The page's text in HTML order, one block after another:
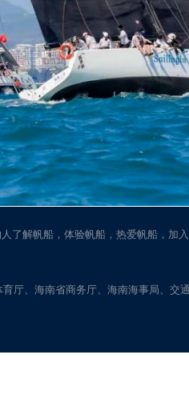
解帆船，体验帆船，热爱帆船，加
厅、海南省商务厅、海南海事局、交